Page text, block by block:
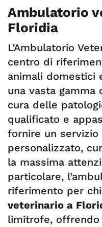
Ambulatorio
Floridia
L’Ambulatorio
centro di
animali domestici
una vasta gamma
cura delle
qualificato e
fornire un
personalizzato,
la massima
particolare,
riferimento per
veterinario a
limitrofe,